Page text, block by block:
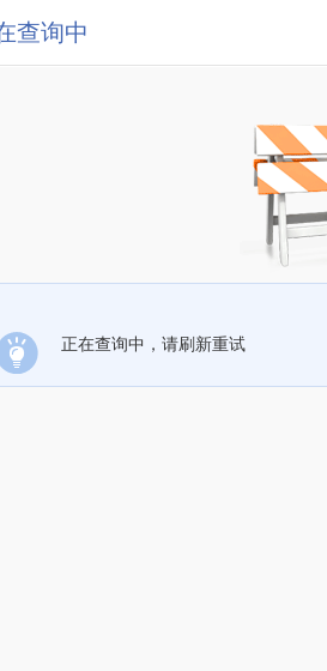
查询中
正在查询中，请刷新重试